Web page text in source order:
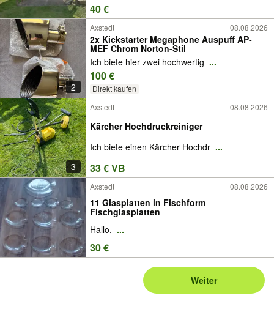
40 €
2
Axstedt 08.08.2026
2x Kickstarter Megaphone Auspuff AP-
MEF Chrom Norton-Stil
Ich biete hier zwei hochwertig ...
100 €
Direkt kaufen
3
Axstedt 08.08.2026
Kärcher Hochdruckreiniger
Ich biete einen Kärcher Hochdr ...
33 € VB
Axstedt 08.08.2026
11 Glasplatten in Fischform
Fischglasplatten
Hallo, ...
30 €
Weiter